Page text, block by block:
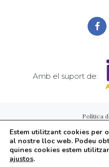
Amb el suport de:
Política
© aTotArreu.cat |
Estem utilitzant cookies per
al nostre lloc web. Podeu
quines cookies estem
ajustos.